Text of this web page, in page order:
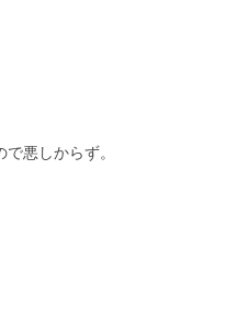
悪しからず。